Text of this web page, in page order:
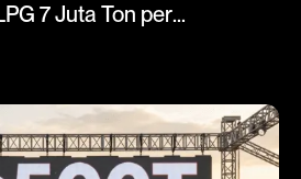
7 Juta Ton per